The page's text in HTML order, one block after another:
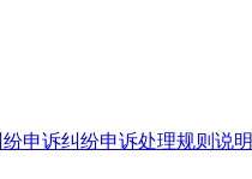
纷申诉纠纷申诉处理规则说明